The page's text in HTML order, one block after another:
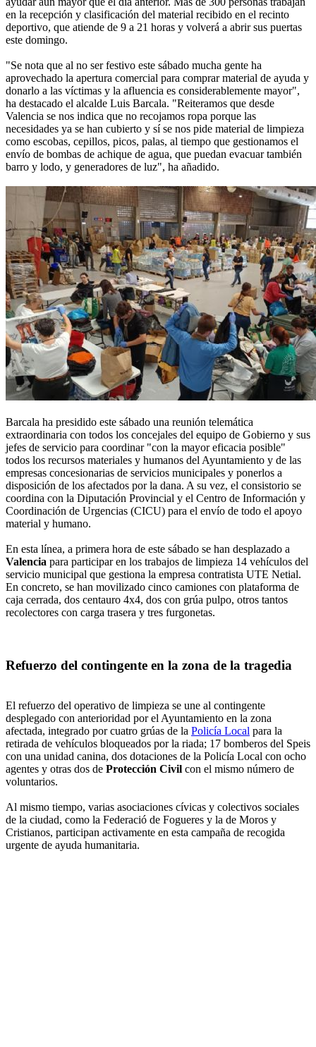
en la recepción y clasificación del material recibido en el recinto
deportivo, que atiende de 9 a 21 horas y volverá a abrir sus puertas
este domingo.
"Se nota que al no ser festivo este sábado mucha gente ha
aprovechado la apertura comercial para comprar material de ayuda y
donarlo a las víctimas y la afluencia es considerablemente mayor",
ha destacado el alcalde Luis Barcala. "Reiteramos que desde
Valencia se nos indica que no recojamos ropa porque las
necesidades ya se han cubierto y sí se nos pide material de limpieza
como escobas, cepillos, picos, palas, al tiempo que gestionamos el
envío de bombas de achique de agua, que puedan evacuar también
barro y lodo, y generadores de luz", ha añadido.
Barcala ha presidido este sábado una reunión telemática
extraordinaria con todos los concejales del equipo de Gobierno y sus
jefes de servicio para coordinar "con la mayor eficacia posible"
todos los recursos materiales y humanos del Ayuntamiento y de las
empresas concesionarias de servicios municipales y ponerlos a
disposición de los afectados por la dana. A su vez, el consistorio se
coordina con la Diputación Provincial y el Centro de Información y
Coordinación de Urgencias (CICU) para el envío de todo el apoyo
material y humano.
En esta línea, a primera hora de este sábado se han desplazado a
Valencia para participar en los trabajos de limpieza 14 vehículos del
servicio municipal que gestiona la empresa contratista UTE Netial.
En concreto, se han movilizado cinco camiones con plataforma de
caja cerrada, dos centauro 4x4, dos con grúa pulpo, otros tantos
recolectores con carga trasera y tres furgonetas.
Refuerzo del contingente en la zona de la tragedia
El refuerzo del operativo de limpieza se une al contingente
desplegado con anterioridad por el Ayuntamiento en la zona
afectada, integrado por cuatro grúas de la Policía Local para la
retirada de vehículos bloqueados por la riada; 17 bomberos del Speis
con una unidad canina, dos dotaciones de la Policía Local con ocho
agentes y otras dos de Protección Civil con el mismo número de
voluntarios.
Al mismo tiempo, varias asociaciones cívicas y colectivos sociales
de la ciudad, como la Federació de Fogueres y la de Moros y
Cristianos, participan activamente en esta campaña de recogida
urgente de ayuda humanitaria.